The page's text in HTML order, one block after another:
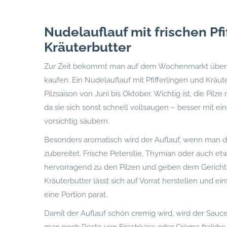
Nudelauflauf mit frischen
Kräuterbutter
Zur Zeit bekommt man auf dem Wochenmarkt
kaufen. Ein Nudelauflauf mit Pfifferlingen und
Pilzsaison von Juni bis Oktober. Wichtig ist, die
da sie sich sonst schnell vollsaugen – besser mit
vorsichtig säubern.
Besonders aromatisch wird der Auflauf, wenn man
zubereitet. Frische Petersilie, Thymian oder auch
hervorragend zu den Pilzen und geben dem
Kräuterbutter lässt sich auf Vorrat herstellen und
eine Portion parat.
Damit der Auflauf schön cremig wird, wird der